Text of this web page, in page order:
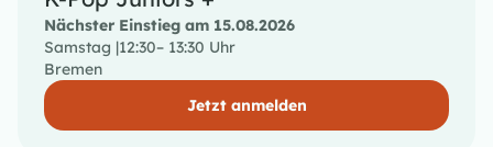
Nächster Einstieg am 15.08.2026
Samstag |12:30– 13:30 Uhr
Bremen
Jetzt anmelden